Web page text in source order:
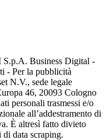
S.p.A. Business Digital -
- Per la pubblicità
N.V., sede legale
46, 20093 Cologno
personali trasmessi e/o
all’addestramento di
È altresì fatto divieto
di data scraping.